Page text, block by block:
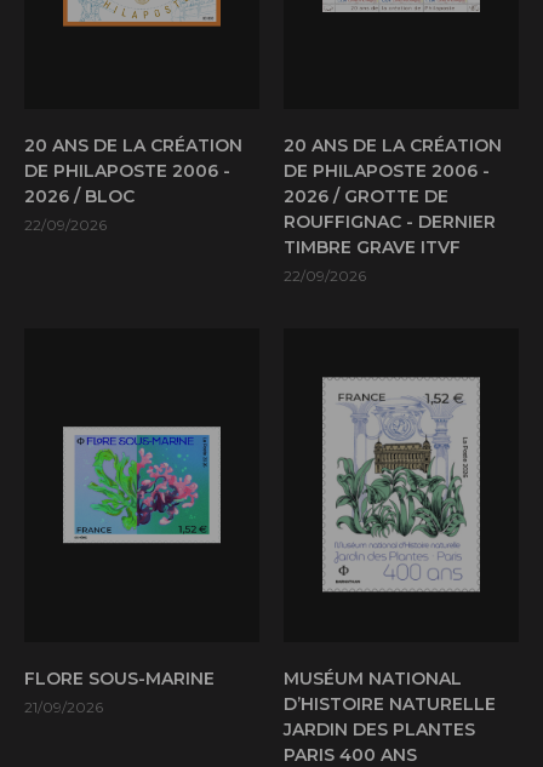
20 ANS DE LA CRÉATION
DE PHILAPOSTE 2006 -
2026 / BLOC
22/09/2026
20 ANS DE LA CRÉATION
DE PHILAPOSTE 2006 -
2026 / GROTTE DE
ROUFFIGNAC - DERNIER
TIMBRE GRAVE ITVF
22/09/2026
FLORE SOUS-MARINE
21/09/2026
MUSÉUM NATIONAL
D’HISTOIRE NATURELLE
JARDIN DES PLANTES
PARIS 400 ANS